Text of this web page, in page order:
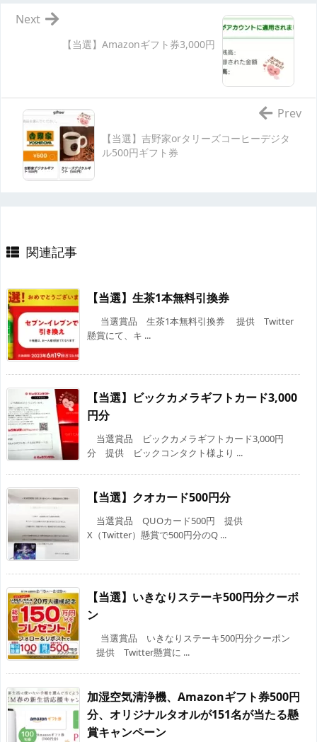
【当選】Amazonギフト券3,000円
Next
【当選】吉野家orタリーズコーヒーデジタ
ル500円ギフト券
Prev
関連記事
【当選】生茶1本無料引換券
当選賞品 生茶1本無料引換券 提供 Twitter
懸賞にて、キ ...
【当選】ビックカメラギフトカード3,000
円分
当選賞品 ビックカメラギフトカード3,000円
分 提供 ビックコンタクト様より ...
【当選】クオカード500円分
当選賞品 QUOカード500円 提供
X（Twitter）懸賞で500円分のQ ...
【当選】いきなりステーキ500円分クーポ
ン
当選賞品 いきなりステーキ500円分クーポン
提供 Twitter懸賞に ...
加湿空気清浄機、Amazonギフト券500円
分、オリジナルタオルが151名が当たる懸
賞キャンペーン